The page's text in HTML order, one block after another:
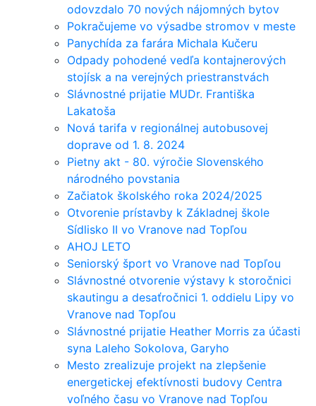
odovzdalo 70 nových nájomných bytov
Pokračujeme vo výsadbe stromov v meste
Panychída za farára Michala Kučeru
Odpady pohodené vedľa kontajnerových
stojísk a na verejných priestranstvách
Slávnostné prijatie MUDr. Františka
Lakatoša
Nová tarifa v regionálnej autobusovej
doprave od 1. 8. 2024
Pietny akt - 80. výročie Slovenského
národného povstania
Začiatok školského roka 2024/2025
Otvorenie prístavby k Základnej škole
Sídlisko II vo Vranove nad Topľou
AHOJ LETO
Seniorský šport vo Vranove nad Topľou
Slávnostné otvorenie výstavy k storočnici
skautingu a desaťročnici 1. oddielu Lipy vo
Vranove nad Topľou
Slávnostné prijatie Heather Morris za účasti
syna Laleho Sokolova, Garyho
Mesto zrealizuje projekt na zlepšenie
energetickej efektívnosti budovy Centra
voľného času vo Vranove nad Topľou